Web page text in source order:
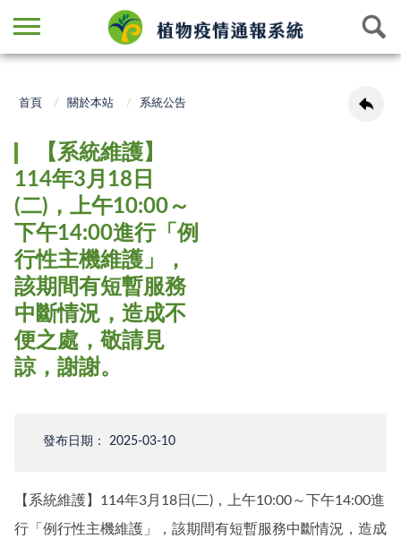
首頁 關於本站 系統公告
【系統維護】
114年3月18日
(二)，上午10:00～
下午14:00進行「例
行性主機維護」，
該期間有短暫服務
中斷情況，造成不
便之處，敬請見
諒，謝謝。
發布日期： 2025-03-10
【系統維護】114年3月18日(二)，上午10:00～下午14:00進
行「例行性主機維護」，該期間有短暫服務中斷情況，造成